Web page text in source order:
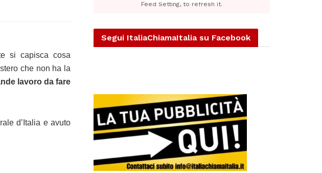
si capisca cosa
che non ha la
lavoro da fare
d’Italia e avuto
Feed Setting, to refresh it.
Segui ItaliaChiamaItalia su Facebook